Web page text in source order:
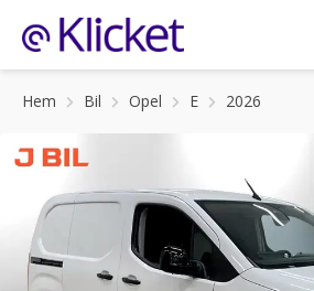
Hem Bil Opel E 2026